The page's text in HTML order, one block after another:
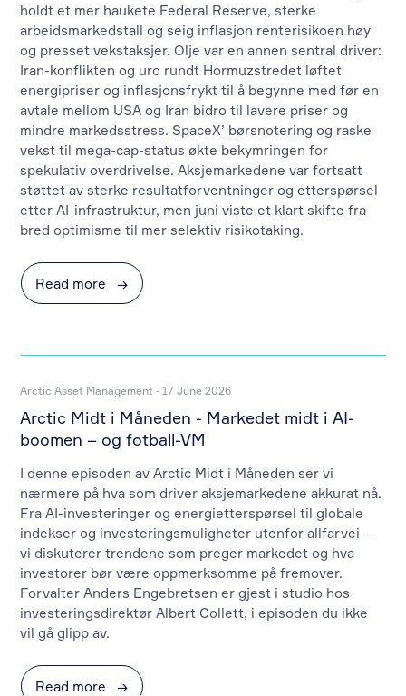
holdt et mer haukete Federal Reserve, sterke
arbeidsmarkedstall og seig inflasjon renterisikoen høy
og presset vekstaksjer. Olje var en annen sentral driver:
Iran-konflikten og uro rundt Hormuzstredet løftet
energipriser og inflasjonsfrykt til å begynne med før en
avtale mellom USA og Iran bidro til lavere priser og
mindre markedsstress. SpaceX’ børsnotering og raske
vekst til mega-cap-status økte bekymringen for
spekulativ overdrivelse. Aksjemarkedene var fortsatt
støttet av sterke resultatforventninger og etterspørsel
etter AI-infrastruktur, men juni viste et klart skifte fra
bred optimisme til mer selektiv risikotaking.
Read more →
Arctic Asset Management - 17 June 2026
Arctic Midt i Måneden - Markedet midt i AI-
boomen – og fotball-VM
I denne episoden av Arctic Midt i Måneden ser vi
nærmere på hva som driver aksjemarkedene akkurat nå.
Fra AI-investeringer og energietterspørsel til globale
indekser og investeringsmuligheter utenfor allfarvei –
vi diskuterer trendene som preger markedet og hva
investorer bør være oppmerksomme på fremover.
Forvalter Anders Engebretsen er gjest i studio hos
investeringsdirektør Albert Collett, i episoden du ikke
vil gå glipp av.
Read more →